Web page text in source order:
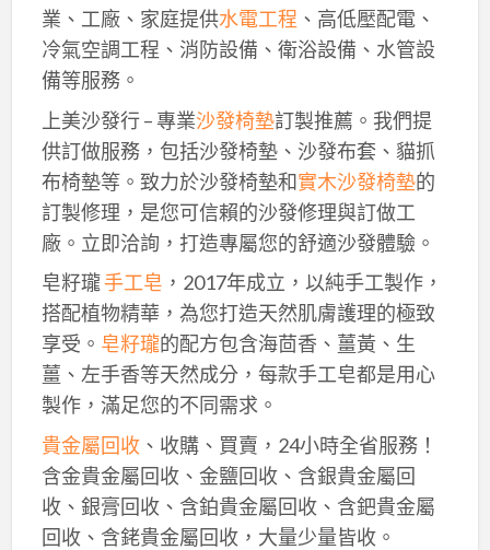
業、工廠、家庭提供水電工程 、高低壓配電、
冷氣空調工程、消防設備、衛浴設備、水管設
備等服務。
上美沙發行 – 專業沙發椅墊訂製推薦。我們提
供訂做服務，包括沙發椅墊、沙發布套、貓抓
布椅墊等。致力於沙發椅墊和實木沙發椅墊的
訂製修理，是您可信賴的沙發修理與訂做工
廠。立即洽詢，打造專屬您的舒適沙發體驗。
皂籽瓏手工皂 ，2017年成立，以純手工製作，
搭配植物精華，為您打造天然肌膚護理的極致
享受。 皂籽瓏的配方包含海茴香、薑黃、生
薑、左手香等天然成分，每款手工皂都是用心
製作，滿足您的不同需求。
貴金屬回收、收購、買賣，24小時全省服務！
含金貴金屬回收、金鹽回收、含銀貴金屬回
收、銀膏回收、含鉑貴金屬回收、含鈀貴金屬
回收、含銠貴金屬回收，大量少量皆收。